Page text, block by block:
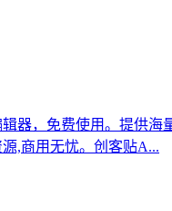
器，免费使用。提供
,商用无忧。创客贴A...